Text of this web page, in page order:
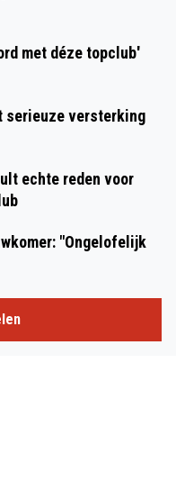
met déze topclub'
serieuze versterking
echte reden voor
"Ongelofelijk